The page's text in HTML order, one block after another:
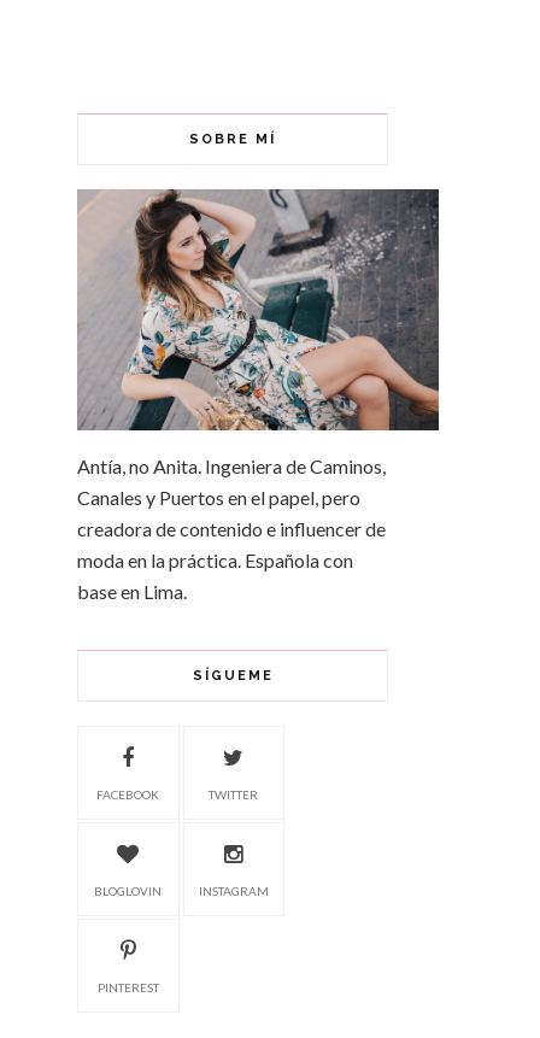
SOBRE MÍ
Antía, no Anita. Ingeniera de Caminos,
Canales y Puertos en el papel, pero
creadora de contenido e influencer de
moda en la práctica. Española con
base en Lima.
SÍGUEME
FACEBOOK TWITTER
BLOGLOVIN INSTAGRAM
PINTEREST